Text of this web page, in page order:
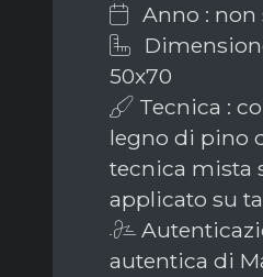
Anno :
50x70
Tecnica :
legno di pino
tecnica mista
applicato su
autentica di